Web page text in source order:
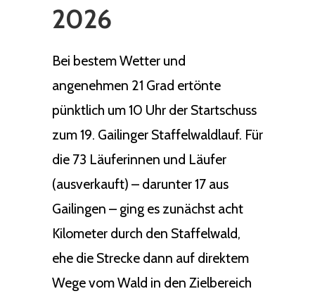
2026
Bei bestem Wetter und
angenehmen 21 Grad ertönte
pünktlich um 10 Uhr der Startschuss
zum 19. Gailinger Staffelwaldlauf. Für
die 73 Läuferinnen und Läufer
(ausverkauft) – darunter 17 aus
Gailingen – ging es zunächst acht
Kilometer durch den Staffelwald,
ehe die Strecke dann auf direktem
Wege vom Wald in den Zielbereich